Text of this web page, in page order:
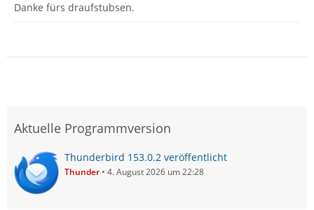
Danke fürs draufstubsen.
Aktuelle Programmversion
Thunderbird 153.0.2 veröffentlicht
Thunder 4. August 2026 um 22:28